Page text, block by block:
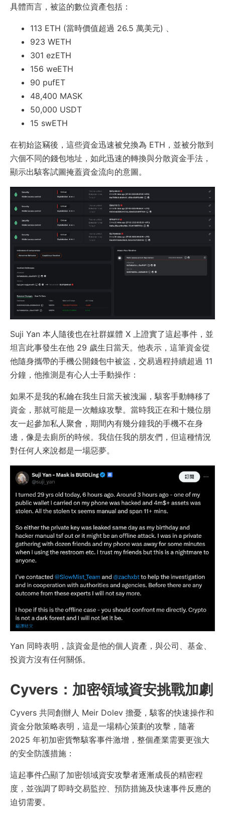
具體而言，被盜的數位資產包括：
113 ETH (當時價值超過 26.5 萬美元) 、
923 WETH
301 ezETH
156 weETH
90 pufET
48,400 MASK
50,000 USDT
15 swETH
在初始盜竊後，這些資金迅速被兌換為 ETH，並被分散到
六個不同的錢包地址，如此迅速的轉換與分散資金手法，
顯示出駭客試圖掩蓋資金流向的意圖。
Suji Yan 本人隨後也在社群媒體 X 上證實了這起事件，並
坦言此事發生在他 29 歲生日當天。他表示，這筆資金從
他隨身攜帶的手機公開錢包中被盜，交易過程持續超過 11
分鐘，他推測是有心人士手動操作：
如果不是我的私鑰在我生日當天被洩漏，駭客手動轉移了
資金，那就可能是一次離線攻擊。當時我正在和十幾位朋
友一起參加私人聚會，期間內有幾分鐘我的手機不在身
邊，像是去廁所的時候。我信任我的朋友們，但這種情況
對任何人來說都是一場惡夢。
Yan 同時表明，該資金是他的個人資產，與公司、基金、
投資方沒有任何關係。
Cyvers：加密領域資安挑戰加劇
Cyvers 共同創辦人 Meir Dolev 擔憂，駭客的快速操作和
資金分散策略表明，這是一場精心策劃的攻擊，隨著
2025 年初加密貨幣駭客事件激增，整個產業需要更強大
的安全防護措施：
這起事件凸顯了加密領域資安攻擊者逐漸成長的精密程
度，並強調了即時交易監控、預防措施及快速事件反應的
迫切需要。